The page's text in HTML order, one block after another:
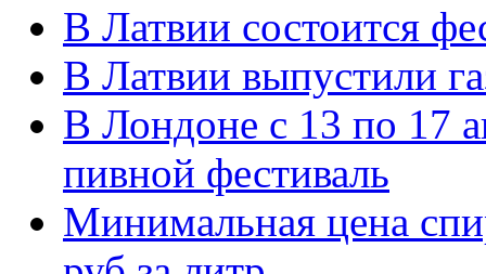
В Латвии состоится
В Латвии выпустили
В Лондоне с 13 по 17
пивной фестиваль
Минимальная цена